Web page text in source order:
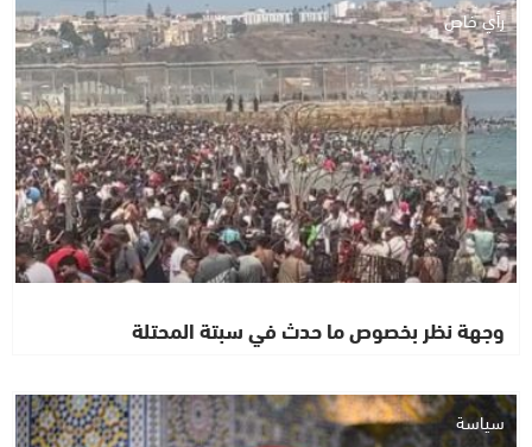
رأي خاص
وجهة نظر بخصوص ما حدث في سبتة المحتلة
سياسة